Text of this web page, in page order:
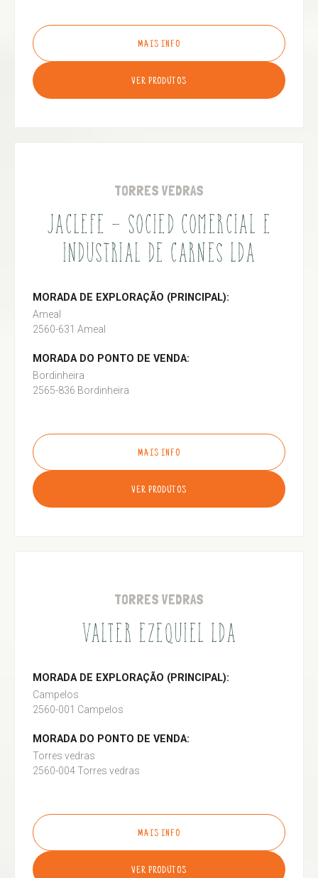
MAIS INFO
VER PRODUTOS
TORRES VEDRAS
JACLEFE - SOCIED COMERCIAL E
INDUSTRIAL DE CARNES LDA
MORADA DE EXPLORAÇÃO (PRINCIPAL):
Ameal
2560-631 Ameal
MORADA DO PONTO DE VENDA:
Bordinheira
2565-836 Bordinheira
MAIS INFO
VER PRODUTOS
TORRES VEDRAS
VALTER EZEQUIEL LDA
MORADA DE EXPLORAÇÃO (PRINCIPAL):
Campelos
2560-001 Campelos
MORADA DO PONTO DE VENDA:
Torres vedras
2560-004 Torres vedras
MAIS INFO
VER PRODUTOS